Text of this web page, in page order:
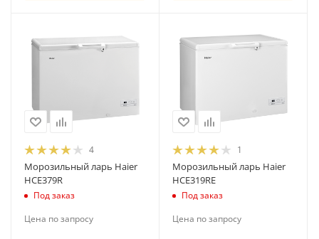
4
Морозильный ларь Haier
HCE379R
Под заказ
Цена по запросу
1
Морозильный ларь Haier
HCE319RE
Под заказ
Цена по запросу